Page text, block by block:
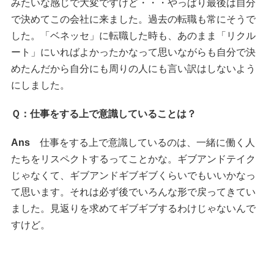
みたいな感じで大変ですけど・・・やっぱり最後は自分
で決めてこの会社に来ました。過去の転職も常にそうで
した。「ベネッセ」に転職した時も、あのまま「リクル
ート」にいればよかったかなって思いながらも自分で決
めたんだから自分にも周りの人にも言い訳はしないよう
にしました。
Ｑ：仕事をする上で意識していることは？
Ans仕事をする上で意識しているのは、一緒に働く人
たちをリスペクトするってことかな。ギブアンドテイク
じゃなくて、ギブアンドギブギブくらいでもいいかなっ
て思います。それは必ず後でいろんな形で戻ってきてい
ました。見返りを求めてギブギブするわけじゃないんで
すけど。